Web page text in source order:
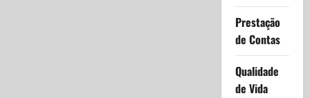
Prestação
de Contas
Qualidade
de Vida